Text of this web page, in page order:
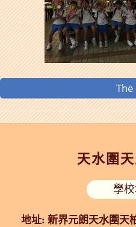
The
天水圍
地址: 新界元朗天水圍天
學